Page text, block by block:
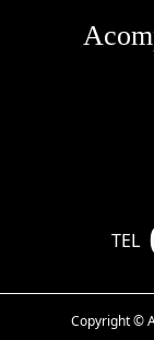
TEL
Copyright ©